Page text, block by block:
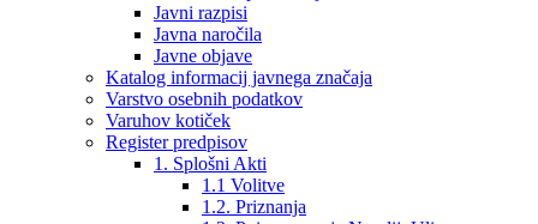
Javni razpisi
Javna naročila
Javne objave
Katalog informacij javnega značaja
Varstvo osebnih podatkov
Varuhov kotiček
Register predpisov
1. Splošni Akti
1.1 Volitve
1.2. Priznanja